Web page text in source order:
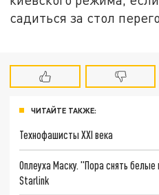
садиться за стол
ЧИТАЙТЕ ТАКЖЕ:
Технофашисты XXI века
Оплеуха Маску. "Пора снять
Starlink